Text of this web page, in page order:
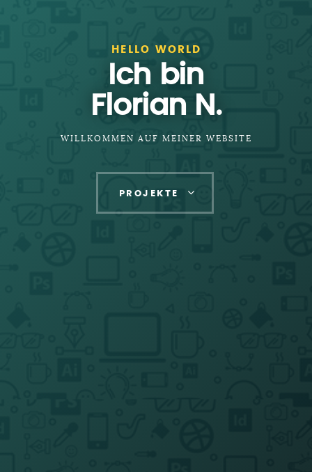
HELLO WORLD
Ich bin
Florian N.
WILLKOMMEN AUF MEINER WEBSITE
PROJEKTE